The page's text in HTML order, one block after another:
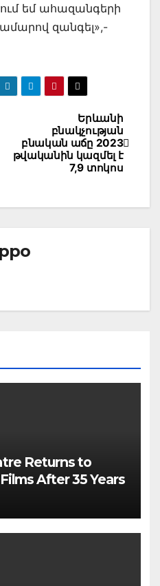
եմ ահազանգերի
զանգել»,-
Երևանի
բնակչության
բնական աճը 2023
թվականին կազմել է
7,9 տոկոս
Returns to
After 35 Years